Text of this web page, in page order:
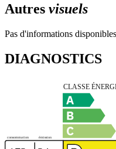
Autres visuels
Pas d'informations disponibles
DIAGNOSTICS